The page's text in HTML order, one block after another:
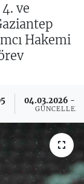
ve
Hakemi
04.03.2026 -